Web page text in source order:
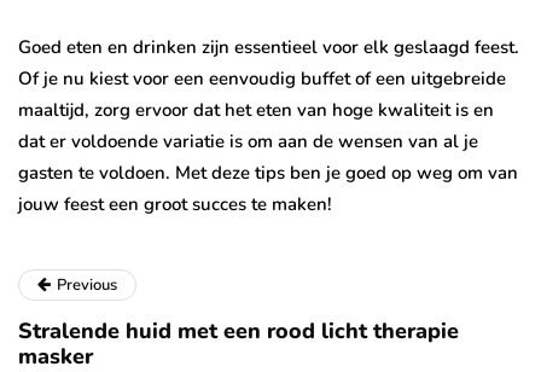
Goed eten en drinken zijn essentieel voor elk geslaagd feest.
Of je nu kiest voor een eenvoudig buffet of een uitgebreide
maaltijd, zorg ervoor dat het eten van hoge kwaliteit is en
dat er voldoende variatie is om aan de wensen van al je
gasten te voldoen. Met deze tips ben je goed op weg om van
jouw feest een groot succes te maken!
Previous
Stralende huid met een rood licht therapie
masker